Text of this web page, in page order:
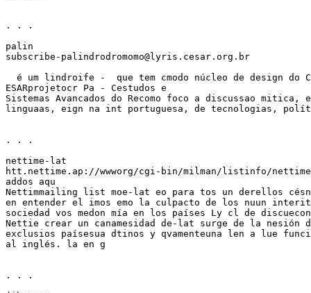
. . .
palin
subscribe-palindrodromomo@lyris.cesar.org.br
é um lindroife -  que tem cmodo núcleo de design do
ESARprojetocr Pa - Cestudos e
Sistemas Avancados do Recomo foco a discussao mitica,
linguaas, eign na int portuguesa, de tecnologias,
. . .
nettime-lat
htt.nettime.ap://wwworg/cgi-bin/milman/listinfo/
addos aqu
Nettimmailing list moe-lat eo para tos un derellos
en entender el imos emo la culpacto de los nuun
sociedad vos medon mía en los países Ly cl de
Nettie crear un canamesidad de-lat surge de la nesión
exclusios paísesua dtinos y qvamenteuna len a lue
al inglés. la en g
. . .